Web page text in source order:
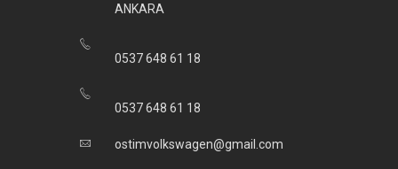
ANKARA
0537 648 61 18
0537 648 61 18
ostimvolkswagen@gmail.com